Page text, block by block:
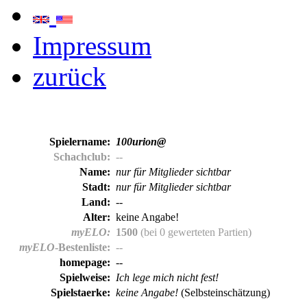
Impressum
zurück
Spielername:
100urion@
Schachclub: --
Name: nur für Mitglieder sichtbar
Stadt: nur für Mitglieder sichtbar
Land: --
Alter: keine Angabe!
myELO: 1500 (bei 0 gewerteten Partien)
myELO-Bestenliste: --
homepage: --
Spielweise: Ich lege mich nicht fest!
Spielstaerke: keine Angabe! (Selbsteinschätzung)